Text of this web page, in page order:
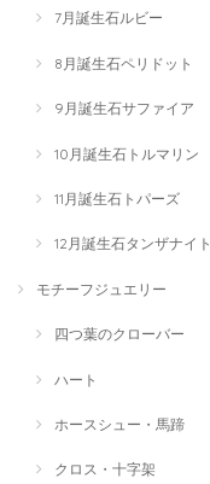
7月誕生石ルビー
8月誕生石ペリドット
9月誕生石サファイア
10月誕生石トルマリン
11月誕生石トパーズ
12月誕生石タンザナイト
モチーフジュエリー
四つ葉のクローバー
ハート
ホースシュー・馬蹄
クロス・十字架